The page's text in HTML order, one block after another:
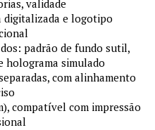
validade
digitalizada e logotipo
padrão de fundo sutil,
holograma simulado
com alinhamento
compatível com impressão